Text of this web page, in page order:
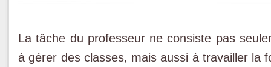
La tâche du professeur ne consiste pas
à gérer des classes, mais aussi à travailler la